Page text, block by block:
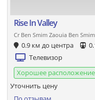
Rise In Valley
Cr Ben Smim Zaouia Ben
0.9 км до центра
Телевизор
Хорошее расположение
Уточнить цену